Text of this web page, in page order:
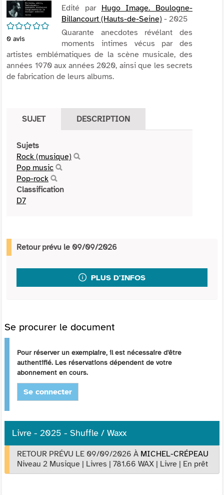
/5
0 avis
Edité par Hugo Image. Boulogne-
Billancourt (Hauts-de-Seine) - 2025
Quarante anecdotes révélant des
moments intimes vécus par des
artistes emblématiques de la scène musicale, des
années 1970 aux années 2020, ainsi que les secrets
de fabrication de leurs albums.
SUJET DESCRIPTION
Sujets
Rock (musique)
Pop music
Pop-rock
Classification
D7
Retour prévu le 09/09/2026
PLUS D'INFOS
Se procurer le document
Pour réserver un exemplaire, il est nécessaire d'être
authentifié. Les réservations dépendent de votre
abonnement en cours.
Se connecter
Livre - 2025 - Shuffle / Waxx
RETOUR PRÉVU LE 09/09/2026 À MICHEL-CRÉPEAU
Niveau 2 Musique | Livres | 781.66 WAX | Livre | En prêt